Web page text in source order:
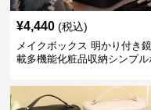
¥4,440 (税込)
メイクボックス 明かり付き
載多機能化粧品収納シンプル